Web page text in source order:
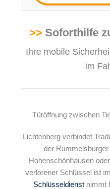
>> Soforthilfe
Ihre mobile
im
Türöffnung zwischen
Lichtenberg verbindet
der
Hohenschönhausen
verlorener Schlüssel ist
Schlüsseldienstnimmt